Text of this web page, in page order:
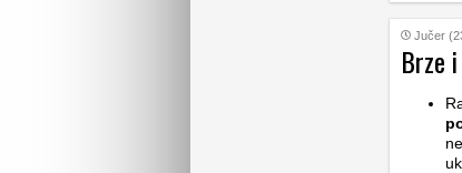
Jučer
Brze